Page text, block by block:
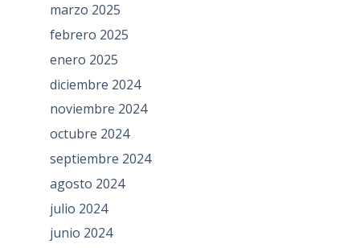
marzo 2025
febrero 2025
enero 2025
diciembre 2024
noviembre 2024
octubre 2024
septiembre 2024
agosto 2024
julio 2024
junio 2024